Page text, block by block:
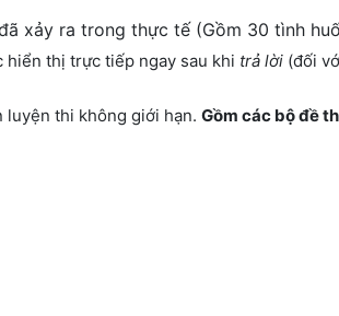
xảy ra trong thực tế (Gồm 30 tình
hiển thị trực tiếp ngay sau khi trả lời (đối
thi không giới hạn. Gồm các bộ đề